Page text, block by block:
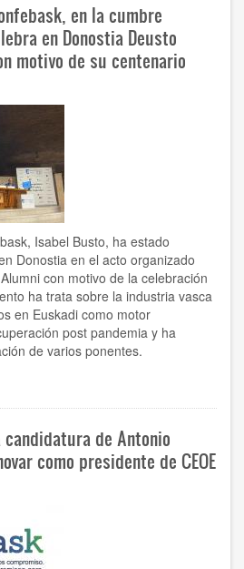
en la cumbre
en Donostia Deusto
motivo de su centenario
Isabel Busto, ha estado
Donostia en el acto organizado
con motivo de la celebración
ha trata sobre la industria vasca
en Euskadi como motor
post pandemia y ha
de varios ponentes.
candidatura de Antonio
como presidente de CEOE